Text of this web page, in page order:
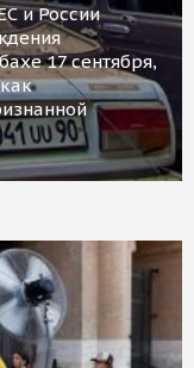
и России
17 сентября,